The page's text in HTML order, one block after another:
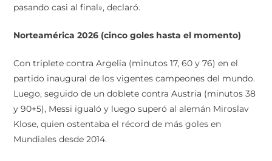
pasando casi al final», declaró.
Norteamérica 2026 (cinco goles hasta el momento)
Con triplete contra Argelia (minutos 17, 60 y 76) en el
partido inaugural de los vigentes campeones del mundo.
Luego, seguido de un doblete contra Austria (minutos 38
y 90+5), Messi igualó y luego superó al alemán Miroslav
Klose, quien ostentaba el récord de más goles en
Mundiales desde 2014.